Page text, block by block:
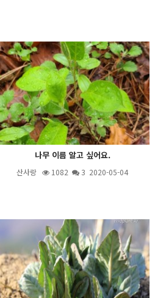
나무 이름 알고 싶어요.
산사랑 1082 3 2020-05-04